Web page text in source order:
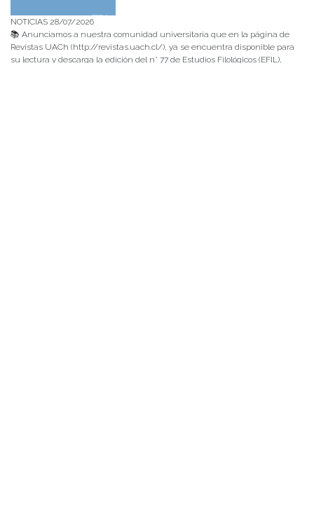
NOTICIAS 28/07/2026
📚 Anunciamos a nuestra comunidad universitaria que en la página de
Revistas UACh (http://revistas.uach.cl/), ya se encuentra disponible para
su lectura y descarga la edición del n° 77 de Estudios Filológicos (EFIL),